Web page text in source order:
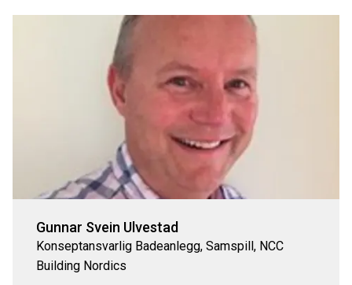
Gunnar Svein Ulvestad
Konseptansvarlig Badeanlegg, Samspill, NCC
Building Nordics